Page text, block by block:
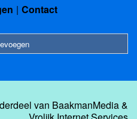
Contact
van BaakmanMedia&